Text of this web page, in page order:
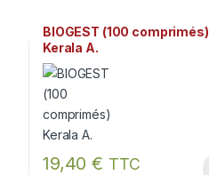
BIOGEST (100 comprimés)
Kerala A.
19,40€ TTC